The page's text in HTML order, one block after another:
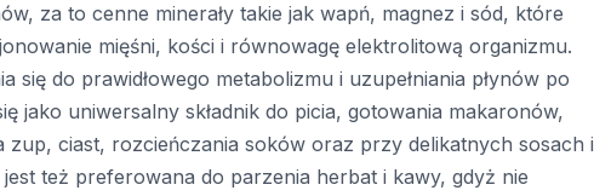
za to cenne minerały takie jak wapń, magnez i sód, które
mięśni, kości i równowagę elektrolitową organizmu.
się do prawidłowego metabolizmu i uzupełniania płynów po
jako uniwersalny składnik do picia, gotowania makaronów,
ciast, rozcieńczania soków oraz przy delikatnych sosach i
też preferowana do parzenia herbat i kawy, gdyż nie